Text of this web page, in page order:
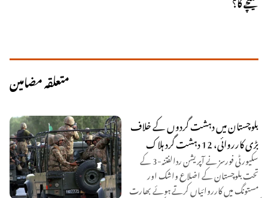
متعلقہ مضامین
بلوچستان میں دہشت گردوں کے خلاف
بڑی کارروائی، 12 دہشت گرد ہلاک
سکیورٹی فورسز نے آپریشن ردالفتنہ-3 کے
تحت بلوچستان کے اضلاع واشک اور
مستونگ میں کارروائیاں کرتے ہوئے بھارت